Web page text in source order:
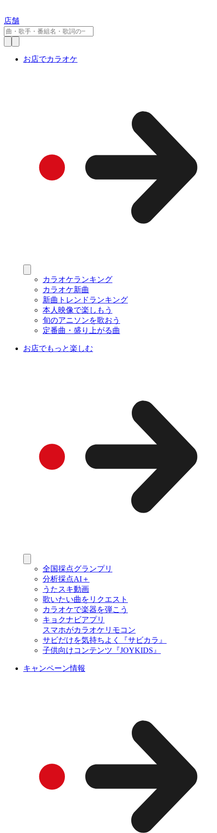
店舗
お店でカラオケ
カラオケランキング
カラオケ新曲
新曲トレンドランキング
本人映像で楽しもう
旬のアニソンを歌おう
定番曲・盛り上がる曲
お店でもっと楽しむ
全国採点グランプリ
分析採点AI＋
うたスキ動画
歌いたい曲をリクエスト
カラオケで楽器を弾こう
キョクナビアプリ
スマホがカラオケリモコン
サビだけを気持ちよく『サビカラ』
子供向けコンテンツ『JOYKIDS』
キャンペーン情報